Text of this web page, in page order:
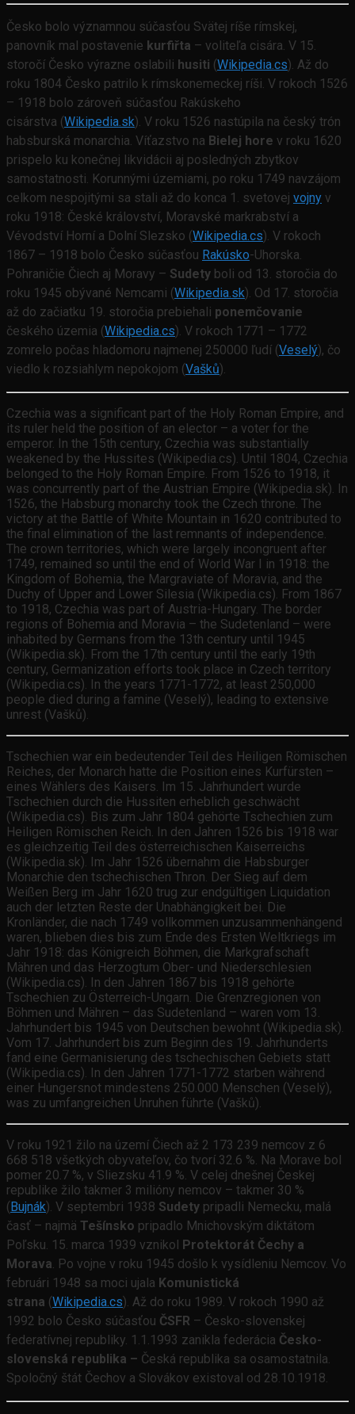
Česko bolo významnou súčasťou Svätej ríše rímskej,
panovník mal postavenie kurfiřta – voliteľa cisára. V 15.
storočí Česko výrazne oslabili husiti (Wikipedia.cs). Až do
roku 1804 Česko patrilo k rímskonemeckej ríši. V rokoch 1526
– 1918 bolo zároveň súčasťou Rakúskeho
cisárstva (Wikipedia.sk). V roku 1526 nastúpila na český trón
habsburská monarchia. Víťazstvo na Bielej hore v roku 1620
prispelo ku konečnej likvidácii aj posledných zbytkov
samostatnosti. Korunnými územiami, po roku 1749 navzájom
celkom nespojitými sa stali až do konca 1. svetovej vojny v
roku 1918: České království, Moravské markrabství a
Vévodství Horní a Dolní Slezsko (Wikipedia.cs). V rokoch
1867 – 1918 bolo Česko súčasťou Rakúsko-Uhorska.
Pohraničie Čiech aj Moravy – Sudety boli od 13. storočia do
roku 1945 obývané Nemcami (Wikipedia.sk). Od 17. storočia
až do začiatku 19. storočia prebiehali ponemčovanie
českého územia (Wikipedia.cs). V rokoch 1771 – 1772
zomrelo počas hladomoru najmenej 250000 ľudí (Veselý), čo
viedlo k rozsiahlym nepokojom (Vašků).
Czechia was a significant part of the Holy Roman Empire, and
its ruler held the position of an elector – a voter for the
emperor. In the 15th century, Czechia was substantially
weakened by the Hussites (Wikipedia.cs). Until 1804, Czechia
belonged to the Holy Roman Empire. From 1526 to 1918, it
was concurrently part of the Austrian Empire (Wikipedia.sk). In
1526, the Habsburg monarchy took the Czech throne. The
victory at the Battle of White Mountain in 1620 contributed to
the final elimination of the last remnants of independence.
The crown territories, which were largely incongruent after
1749, remained so until the end of World War I in 1918: the
Kingdom of Bohemia, the Margraviate of Moravia, and the
Duchy of Upper and Lower Silesia (Wikipedia.cs). From 1867
to 1918, Czechia was part of Austria-Hungary. The border
regions of Bohemia and Moravia – the Sudetenland – were
inhabited by Germans from the 13th century until 1945
(Wikipedia.sk). From the 17th century until the early 19th
century, Germanization efforts took place in Czech territory
(Wikipedia.cs). In the years 1771-1772, at least 250,000
people died during a famine (Veselý), leading to extensive
unrest (Vašků).
Tschechien war ein bedeutender Teil des Heiligen Römischen
Reiches, der Monarch hatte die Position eines Kurfürsten –
eines Wählers des Kaisers. Im 15. Jahrhundert wurde
Tschechien durch die Hussiten erheblich geschwächt
(Wikipedia.cs). Bis zum Jahr 1804 gehörte Tschechien zum
Heiligen Römischen Reich. In den Jahren 1526 bis 1918 war
es gleichzeitig Teil des österreichischen Kaiserreichs
(Wikipedia.sk). Im Jahr 1526 übernahm die Habsburger
Monarchie den tschechischen Thron. Der Sieg auf dem
Weißen Berg im Jahr 1620 trug zur endgültigen Liquidation
auch der letzten Reste der Unabhängigkeit bei. Die
Kronländer, die nach 1749 vollkommen unzusammenhängend
waren, blieben dies bis zum Ende des Ersten Weltkriegs im
Jahr 1918: das Königreich Böhmen, die Markgrafschaft
Mähren und das Herzogtum Ober- und Niederschlesien
(Wikipedia.cs). In den Jahren 1867 bis 1918 gehörte
Tschechien zu Österreich-Ungarn. Die Grenzregionen von
Böhmen und Mähren – das Sudetenland – waren vom 13.
Jahrhundert bis 1945 von Deutschen bewohnt (Wikipedia.sk).
Vom 17. Jahrhundert bis zum Beginn des 19. Jahrhunderts
fand eine Germanisierung des tschechischen Gebiets statt
(Wikipedia.cs). In den Jahren 1771-1772 starben während
einer Hungersnot mindestens 250.000 Menschen (Veselý),
was zu umfangreichen Unruhen führte (Vašků).
V roku 1921 žilo na území Čiech až 2 173 239 nemcov z 6
668 518 všetkých obyvateľov, čo tvorí 32.6 %. Na Morave bol
pomer 20.7 %, v Sliezsku 41.9 %. V celej dnešnej Českej
republike žilo takmer 3 milióny nemcov – takmer 30 %
( Bujnák). V septembri 1938 Sudety pripadli Nemecku, malá
časť – najmä Tešínsko pripadlo Mnichovským diktátom
Poľsku. 15. marca 1939 vznikol
Protektorát Čechy a
Morava. Po vojne v roku 1945 došlo k vysídleniu Nemcov. Vo
februári 1948 sa moci ujala Komunistická
strana (Wikipedia.cs). Až do roku 1989. V rokoch 1990 až
1992 bolo Česko súčasťou ČSFR – Česko-slovenskej
federatívnej republiky. 1.1.1993 zanikla federácia Česko-
slovenská republika – Česká republika sa osamostatnila.
Spoločný štát Čechov a Slovákov existoval od 28.10.1918.